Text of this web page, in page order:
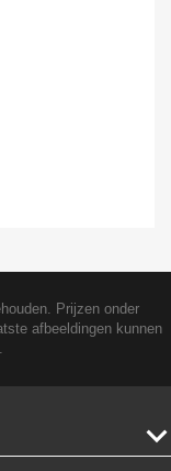
Prijzen onder
afbeeldingen kunnen